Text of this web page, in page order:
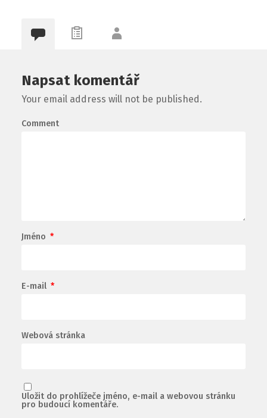
Napsat komentář
Your email address will not be published.
Comment
Jméno *
E-mail *
Webová stránka
Uložit do prohlížeče jméno, e-mail a webovou stránku
pro budoucí komentáře.